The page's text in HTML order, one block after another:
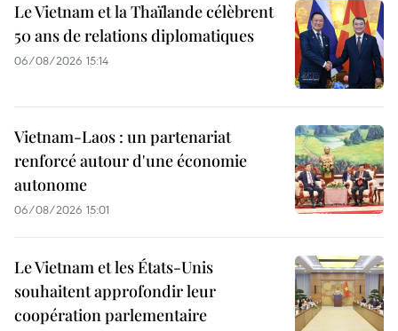
Le Vietnam et la Thaïlande célèbrent
50 ans de relations diplomatiques
06/08/2026 15:14
Vietnam-Laos : un partenariat
renforcé autour d'une économie
autonome
06/08/2026 15:01
Le Vietnam et les États-Unis
souhaitent approfondir leur
coopération parlementaire